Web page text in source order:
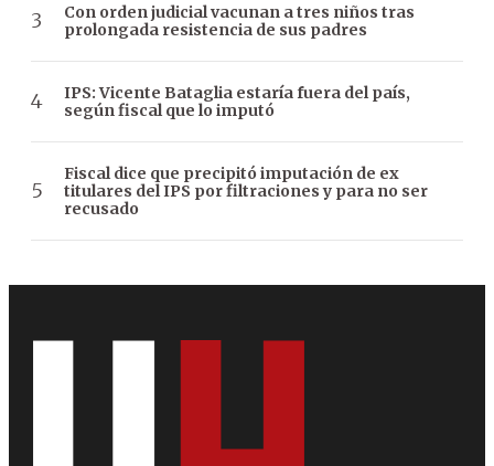
Con orden judicial vacunan a tres niños tras
prolongada resistencia de sus padres
IPS: Vicente Bataglia estaría fuera del país,
según fiscal que lo imputó
Fiscal dice que precipitó imputación de ex
titulares del IPS por filtraciones y para no ser
recusado